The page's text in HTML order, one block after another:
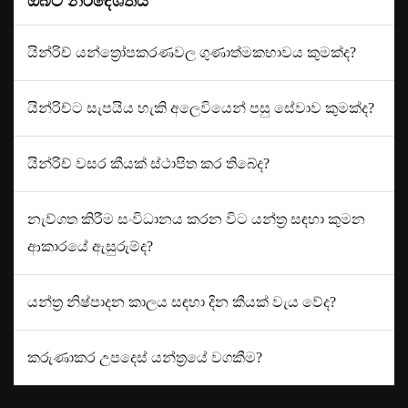
යින්රිච් යන්ත්‍රෝපකරණවල ගුණාත්මකභාවය කුමක්ද?
යින්රිච්ට සැපයිය හැකි අලෙවියෙන් පසු සේවාව කුමක්ද?
යින්රිච් වසර කීයක් ස්ථාපිත කර තිබේද?
නැව්ගත කිරීම සංවිධානය කරන විට යන්ත්‍ර සඳහා කුමන
ආකාරයේ ඇසුරුම්ද?
යන්ත්‍ර නිෂ්පාදන කාලය සඳහා දින කීයක් වැය වේද?
කරුණාකර උපදෙස් යන්ත්‍රයේ වගකීම?